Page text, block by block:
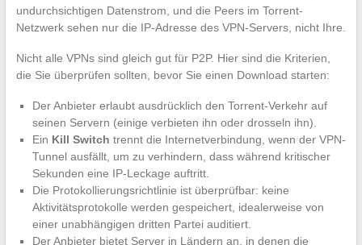
undurchsichtigen Datenstrom, und die Peers im Torrent-
Netzwerk sehen nur die IP-Adresse des VPN-Servers, nicht Ihre.
Nicht alle VPNs sind gleich gut für P2P. Hier sind die Kriterien,
die Sie überprüfen sollten, bevor Sie einen Download starten:
Der Anbieter erlaubt ausdrücklich den Torrent-Verkehr auf
seinen Servern (einige verbieten ihn oder drosseln ihn).
Ein Kill Switch trennt die Internetverbindung, wenn der VPN-
Tunnel ausfällt, um zu verhindern, dass während kritischer
Sekunden eine IP-Leckage auftritt.
Die Protokollierungsrichtlinie ist überprüfbar: keine
Aktivitätsprotokolle werden gespeichert, idealerweise von
einer unabhängigen dritten Partei auditiert.
Der Anbieter bietet Server in Ländern an, in denen die